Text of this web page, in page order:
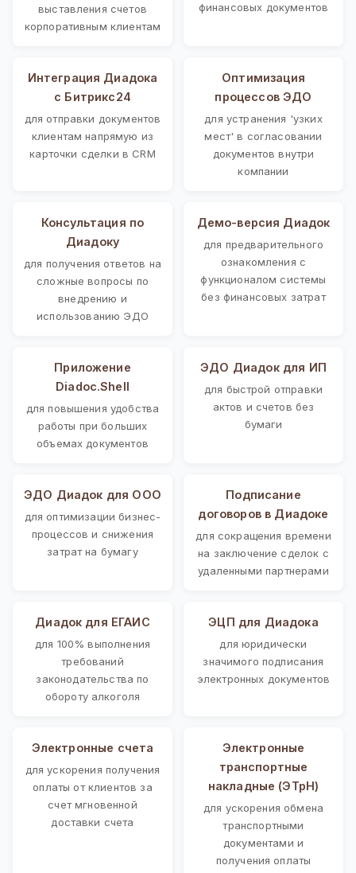
выставления счетов
корпоративным клиентам
финансовых документов
Интеграция Диадока
с Битрикс24
для отправки документов
клиентам напрямую из
карточки сделки в CRM
Оптимизация
процессов ЭДО
для устранения 'узких
мест' в согласовании
документов внутри
компании
Консультация по
Диадоку
для получения ответов на
сложные вопросы по
внедрению и
использованию ЭДО
Демо-версия Диадок
для предварительного
ознакомления с
функционалом системы
без финансовых затрат
Приложение
Diadoc.Shell
для повышения удобства
работы при больших
объемах документов
ЭДО Диадок для ИП
для быстрой отправки
актов и счетов без
бумаги
ЭДО Диадок для ООО
для оптимизации бизнес-
процессов и снижения
затрат на бумагу
Подписание
договоров в Диадоке
для сокращения времени
на заключение сделок с
удаленными партнерами
Диадок для ЕГАИС
для 100% выполнения
требований
законодательства по
обороту алкоголя
ЭЦП для Диадока
для юридически
значимого подписания
электронных документов
Электронные счета
для ускорения получения
оплаты от клиентов за
счет мгновенной
доставки счета
Электронные
транспортные
накладные (ЭТрН)
для ускорения обмена
транспортными
документами и
получения оплаты